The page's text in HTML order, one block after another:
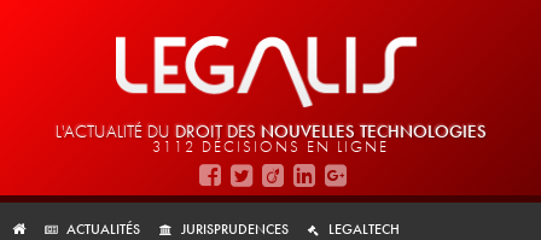
L'ACTUALITÉ DU DROIT DES NOUVELLES TECHNOLOGIES
3112 DÉCISIONS EN LIGNE
ACTUALITÉS JURISPRUDENCES
LEGALTECH